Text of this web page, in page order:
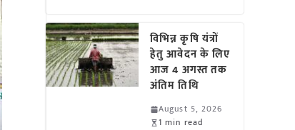
विभिन्न कृषि यंत्रों
हेतु आवेदन के लिए
आज 4 अगस्त तक
अंतिम तिथि
August 5, 2026
1 min read